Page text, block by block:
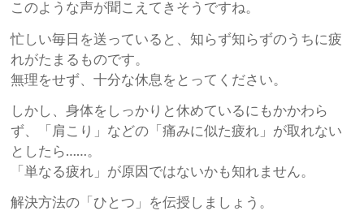
このような声が聞こえてきそうですね。
忙しい毎日を送っていると、知らず知らずのうちに疲
れがたまるものです。
無理をせず、十分な休息をとってください。
しかし、身体をしっかりと休めているにもかかわら
ず、「肩こり」などの「痛みに似た疲れ」が取れない
としたら……。
「単なる疲れ」が原因ではないかも知れません。
解決方法の「ひとつ」を伝授しましょう。